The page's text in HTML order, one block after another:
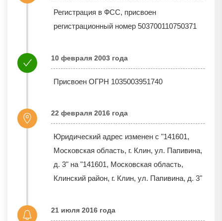
Регистрация в ФСС, присвоен
регистрационный номер 503700110750371
10 февраля 2003 года
Присвоен ОГРН 1035003951740
22 февраля 2016 года
Юридический адрес изменен с "141601,
Московская область, г. Клин, ул. Папивина,
д. 3" на "141601, Московская область,
Клинский район, г. Клин, ул. Папивина, д. 3"
21 июля 2016 года